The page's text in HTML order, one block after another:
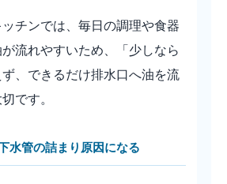
チンでは、毎日の調理や食器
流れやすいため、「少しなら
、できるだけ排水口へ油を流
です。
水管の詰まり原因になる